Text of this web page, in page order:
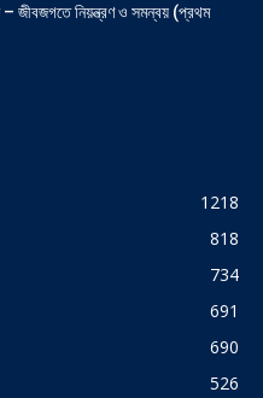
– জীবজগতে নিয়ন্ত্রণ ও সমন্বয় (প্রথম
1218
818
734
691
690
526